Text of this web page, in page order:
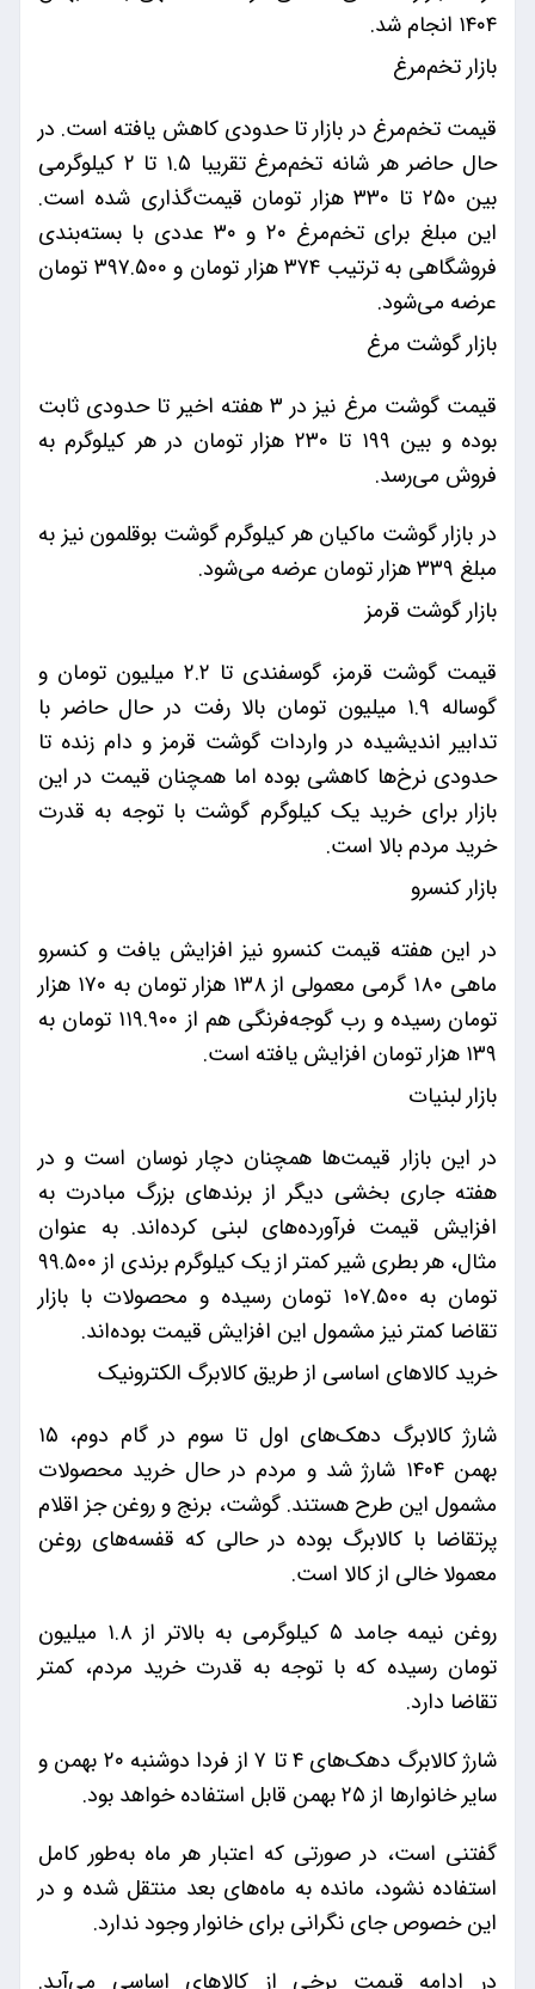
۱۴۰۴ انجام شد.
بازار تخم‌مرغ
قیمت تخم‌مرغ در بازار تا حدودی کاهش یافته است. در
حال حاضر هر شانه تخم‌مرغ تقریبا ۱.۵ تا ۲ کیلوگرمی
بین ۲۵۰ تا ۳۳۰ هزار تومان قیمت‌گذاری شده است.
این مبلغ برای تخم‌مرغ ۲۰ و ۳۰ عددی با بسته‌بندی
فروشگاهی به ترتیب ۳۷۴ هزار تومان و ۳۹۷.۵۰۰ تومان
عرضه می‌شود.
بازار گوشت مرغ
قیمت گوشت مرغ نیز در ۳ هفته اخیر تا حدودی ثابت
بوده و بین ۱۹۹ تا ۲۳۰ هزار تومان در هر کیلوگرم به
فروش می‌رسد.
در بازار گوشت ماکیان هر کیلوگرم گوشت بوقلمون نیز به
مبلغ ۳۳۹ هزار تومان عرضه می‌شود.
بازار گوشت قرمز
قیمت گوشت قرمز، گوسفندی تا ۲.۲ میلیون تومان و
گوساله ۱.۹ میلیون تومان بالا رفت در حال حاضر با
تدابیر اندیشیده در واردات گوشت قرمز و دام زنده تا
حدودی نرخ‌ها کاهشی بوده اما همچنان قیمت در این
بازار برای خرید یک کیلوگرم گوشت با توجه به قدرت
خرید مردم بالا است.
بازار کنسرو
در این هفته قیمت کنسرو نیز افزایش یافت و کنسرو
ماهی ۱۸۰ گرمی معمولی از ۱۳۸ هزار تومان به ۱۷۰ هزار
تومان رسیده و رب گوجه‌فرنگی هم از ۱۱۹.۹۰۰ تومان به
۱۳۹ هزار تومان افزایش یافته است.
بازار لبنیات
در این بازار قیمت‌ها همچنان دچار نوسان است و در
هفته جاری بخشی دیگر از برندهای بزرگ مبادرت به
افزایش قیمت فرآورده‌های لبنی کرده‌اند. به عنوان
مثال، هر بطری شیر کمتر از یک کیلوگرم برندی از ۹۹.۵۰۰
تومان به ۱۰۷.۵۰۰ تومان رسیده و محصولات با بازار
تقاضا کمتر نیز مشمول این افزایش قیمت بوده‌اند.
خرید کالاهای اساسی از طریق کالابرگ الکترونیک
شارژ کالابرگ دهک‌های اول تا سوم در گام دوم، ۱۵
بهمن ۱۴۰۴ شارژ شد و مردم در حال خرید محصولات
مشمول این طرح هستند. گوشت، برنج و روغن جز اقلام
پرتقاضا با کالابرگ بوده در حالی که قفسه‌های روغن
معمولا خالی از کالا است.
روغن نیمه جامد ۵ کیلوگرمی به بالاتر از ۱.۸ میلیون
تومان رسیده که با توجه به قدرت خرید مردم، کمتر
تقاضا دارد.
شارژ کالابرگ دهک‌های ۴ تا ۷ از فردا دوشنبه ۲۰ بهمن و
سایر خانوارها از ۲۵ بهمن قابل استفاده خواهد بود.
گفتنی است، در صورتی که اعتبار هر ماه به‌طور کامل
استفاده نشود، مانده به ماه‌های بعد منتقل شده و در
این خصوص جای نگرانی برای خانوار وجود ندارد.
در ادامه قیمت برخی از کالاهای اساسی می‌آید.